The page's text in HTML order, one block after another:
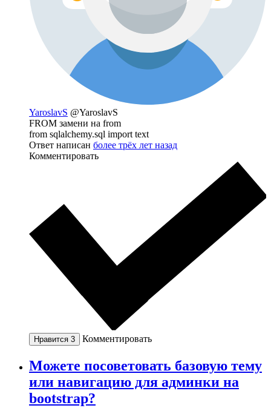
YaroslavS @YaroslavS
FROM замени на from
from sqlalchemy.sql import text
Ответ написан более трёх лет назад
Комментировать
Нравится 3 Комментировать
Можете посоветовать базовую тему
или навигацию для админки на
bootstrap?